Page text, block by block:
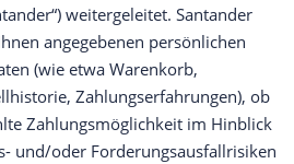
weitergeleitet. Santander
angegebenen persönlichen
(wie etwa Warenkorb,
Zahlungserfahrungen), ob
Zahlungsmöglichkeit im Hinblick
und/oder Forderungsausfallrisiken